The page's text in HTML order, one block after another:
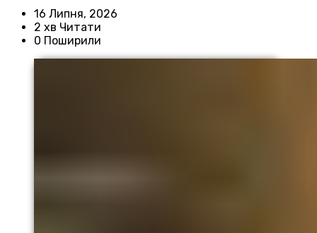
16 Липня, 2026
2 хв Читати
0 Поширили